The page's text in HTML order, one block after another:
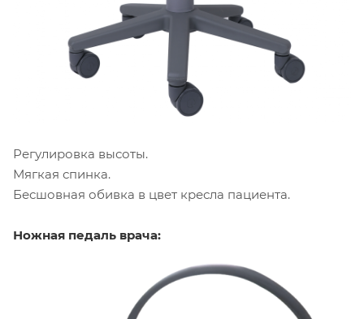
Регулировка высоты.
Мягкая спинка.
Бесшовная обивка в цвет кресла пациента.
Ножная педаль врача: